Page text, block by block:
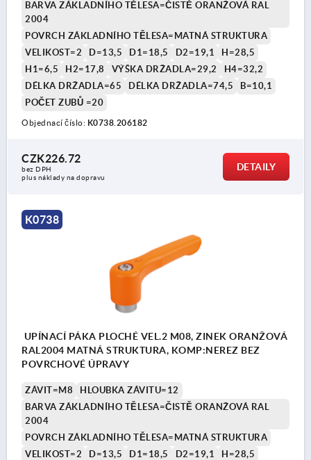
BARVA ZÁKLADNÍHO TĚLESA=ČISTĚ ORANŽOVÁ RAL
2004
POVRCH ZÁKLADNÍHO TĚLESA=MATNÁ STRUKTURA
VELIKOST=2
D=13,5 D1=18,5 D2=19,1
H=28,5
H1=6,5
H2=17,8 VÝŠKA DRŽADLA=29,2
H4=32,2
DÉLKA DRŽADLA=65
DÉLKA DRŽADLA=74,5
B=10,1
POČET ZUBŮ =20
Objednací číslo: K0738.206182
CZK226.72
bez DPH
plus náklady na dopravu
DETAILY
K0738
UPÍNACÍ PÁKA PLOCHÉ VEL.2 M08, ZINEK ORANŽOVÁ
RAL2004 MATNÁ STRUKTURA, KOMP:NEREZ BEZ
POVRCHOVÉ ÚPRAVY
ZÁVIT=M8
HLOUBKA ZÁVITU=12
BARVA ZÁKLADNÍHO TĚLESA=ČISTĚ ORANŽOVÁ RAL
2004
POVRCH ZÁKLADNÍHO TĚLESA=MATNÁ STRUKTURA
VELIKOST=2
D=13,5 D1=18,5 D2=19,1
H=28,5